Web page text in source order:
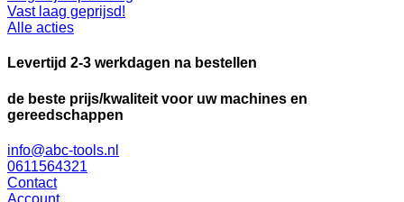
Vast laag geprijsd!
Alle acties
Levertijd 2-3 werkdagen na bestellen
de beste prijs/kwaliteit voor uw machines en
gereedschappen
info@abc-tools.nl
0611564321
Contact
Account